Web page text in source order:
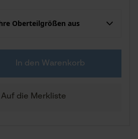
Oberteilgrößen aus
In den Warenkorb
Auf die Merkliste